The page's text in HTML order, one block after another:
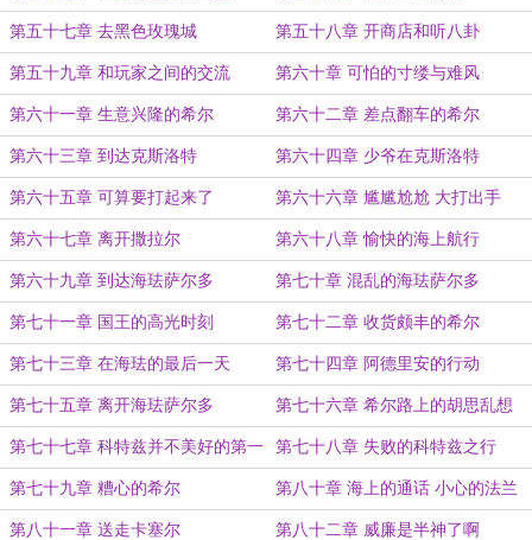
第五十七章 去黑色玫瑰城 第五十八章 开商店和听八卦
第五十九章 和玩家之间的交流 第六十章 可怕的寸缕与难风
第六十一章 生意兴隆的希尔 第六十二章 差点翻车的希尔
第六十三章 到达克斯洛特 第六十四章 少爷在克斯洛特
第六十五章 可算要打起来了 第六十六章 尴尴尬尬 大打出手
第六十七章 离开撒拉尔 第六十八章 愉快的海上航行
第六十九章 到达海珐萨尔多 第七十章 混乱的海珐萨尔多
第七十一章 国王的高光时刻 第七十二章 收货颇丰的希尔
第七十三章 在海珐的最后一天 第七十四章 阿德里安的行动
第七十五章 离开海珐萨尔多 第七十六章 希尔路上的胡思乱想
第七十七章 科特兹并不美好的第一
天
第七十八章 失败的科特兹之行
第七十九章 糟心的希尔 第八十章 海上的通话 小心的法兰
第八十一章 送走卡塞尔 第八十二章 威廉是半神了啊